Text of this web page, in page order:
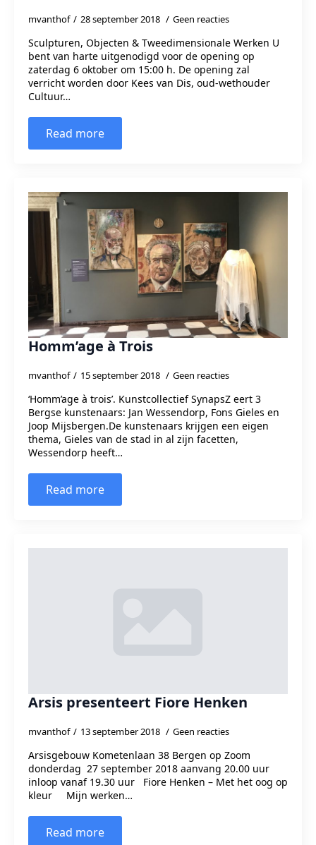
mvanthof 28 september 2018 Geen reacties
Sculpturen, Objecten & Tweedimensionale Werken U
bent van harte uitgenodigd voor de opening op
zaterdag 6 oktober om 15:00 h. De opening zal
verricht worden door Kees van Dis, oud-wethouder
Cultuur…
Read more
Homm’age à Trois
mvanthof 15 september 2018 Geen reacties
‘Homm’age à trois’. Kunstcollectief SynapsZ eert 3
Bergse kunstenaars: Jan Wessendorp, Fons Gieles en
Joop Mijsbergen.De kunstenaars krijgen een eigen
thema, Gieles van de stad in al zijn facetten,
Wessendorp heeft…
Read more
Arsis presenteert Fiore Henken
mvanthof 13 september 2018 Geen reacties
Arsisgebouw Kometenlaan 38 Bergen op Zoom
donderdag 27 september 2018 aanvang 20.00 uur
inloop vanaf 19.30 uur Fiore Henken – Met het oog op
kleur Mijn werken…
Read more